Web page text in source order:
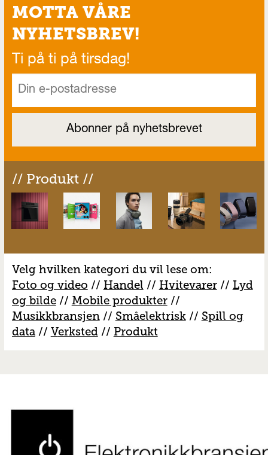
MOTTA VÅRE
NYHETSBREV!
Ti på ti på tirsdag!
// Produkt //
Velg hvilken kategori du vil lese om:
Foto og video // Handel // Hvitevarer// Lyd
og bilde// Mobile produkter//
Musikkbransjen// Småelektrisk// Spill og
data// Verksted// Produkt